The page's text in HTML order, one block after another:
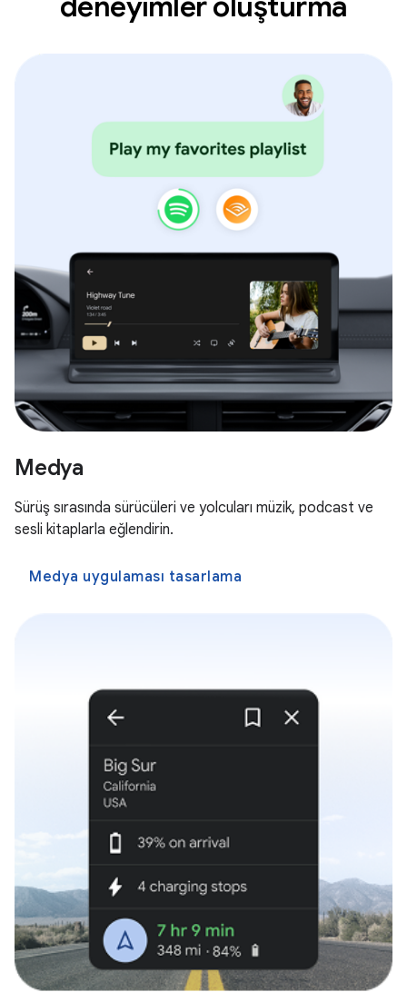
Medya
Sürüş sırasında sürücüleri ve yolcuları müzik, podcast ve
sesli kitaplarla eğlendirin.
Medya uygulaması tasarlama